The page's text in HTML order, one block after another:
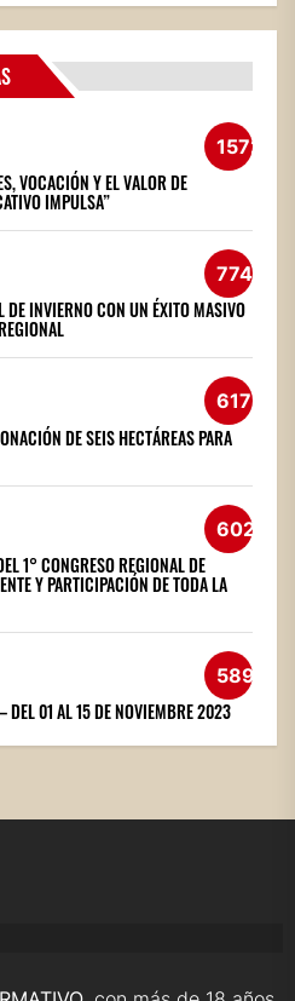
1572
VOCACIÓN Y EL VALOR DE
IMPULSA”
774
DE INVIERNO CON UN ÉXITO MASIVO
617
DE SEIS HECTÁREAS PARA
602
1° CONGRESO REGIONAL DE
Y PARTICIPACIÓN DE TODA LA
589
DEL 01 AL 15 DE NOVIEMBRE 2023